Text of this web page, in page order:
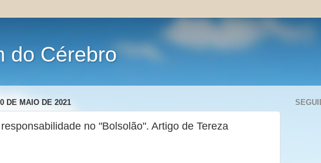
do Cérebro
DE MAIO DE 2021
no "Bolsolão". Artigo de Tereza